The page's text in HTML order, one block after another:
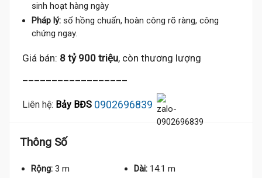
sinh hoạt hàng ngày
Pháp lý: sổ hồng chuẩn, hoàn công rõ ràng, công
chứng ngay.
Giá bán: 8 tỷ 900 triệu, còn thương lượng
Liên hệ: Bảy BĐS 0902696839
Thông Số
Rộng: 3 m Dài: 14.1 m
8.9 Tỷ